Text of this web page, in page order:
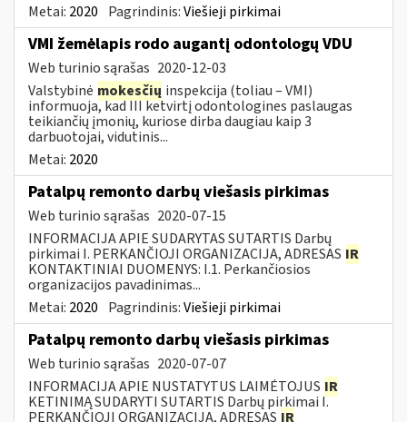
Metai: 2020 Pagrindinis:Viešieji pirkimai
VMI žemėlapis rodo augantį odontologų VDU
Web turinio sąrašas 2020-12-03
Valstybinė mokesčių inspekcija (toliau – VMI)
informuoja, kad III ketvirtį odontologines paslaugas
teikiančių įmonių, kuriose dirba daugiau kaip 3
darbuotojai, vidutinis...
Metai: 2020
Patalpų remonto darbų viešasis pirkimas
Web turinio sąrašas 2020-07-15
INFORMACIJA APIE SUDARYTAS SUTARTIS Darbų
pirkimai I. PERKANČIOJI ORGANIZACIJA, ADRESAS IR
KONTAKTINIAI DUOMENYS: I.1. Perkančiosios
organizacijos pavadinimas...
Metai: 2020 Pagrindinis:Viešieji pirkimai
Patalpų remonto darbų viešasis pirkimas
Web turinio sąrašas 2020-07-07
INFORMACIJA APIE NUSTATYTUS LAIMĖTOJUS IR
KETINIMĄ SUDARYTI SUTARTIS Darbų pirkimai I.
PERKANČIOJI ORGANIZACIJA, ADRESAS IR